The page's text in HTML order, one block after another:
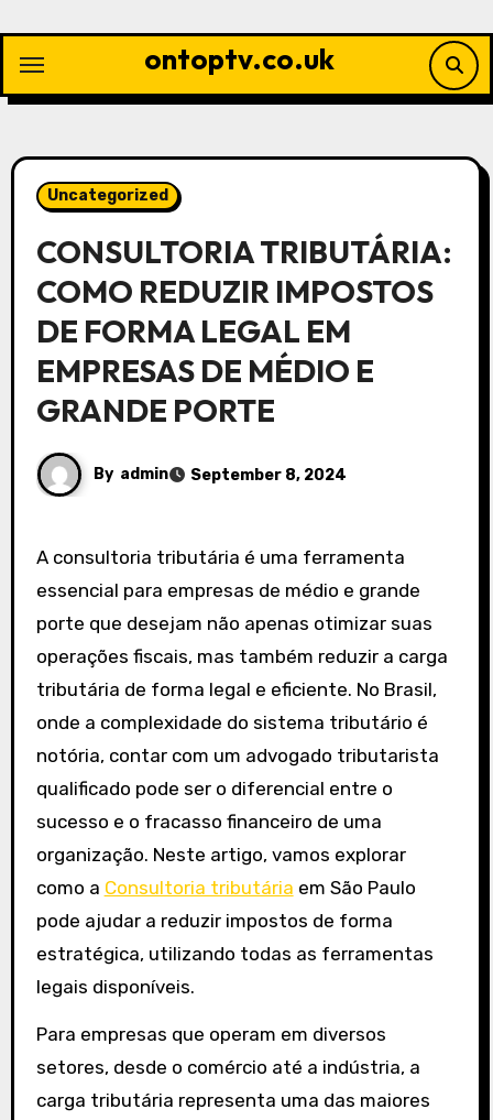
content
ontoptv.co.uk
Uncategorized
CONSULTORIA TRIBUTÁRIA:
COMO REDUZIR IMPOSTOS
DE FORMA LEGAL EM
EMPRESAS DE MÉDIO E
GRANDE PORTE
By admin September 8, 2024
A consultoria tributária é uma ferramenta
essencial para empresas de médio e grande
porte que desejam não apenas otimizar suas
operações fiscais, mas também reduzir a carga
tributária de forma legal e eficiente. No Brasil,
onde a complexidade do sistema tributário é
notória, contar com um advogado tributarista
qualificado pode ser o diferencial entre o
sucesso e o fracasso financeiro de uma
organização. Neste artigo, vamos explorar
como a Consultoria tributária em São Paulo
pode ajudar a reduzir impostos de forma
estratégica, utilizando todas as ferramentas
legais disponíveis.
Para empresas que operam em diversos
setores, desde o comércio até a indústria, a
carga tributária representa uma das maiores